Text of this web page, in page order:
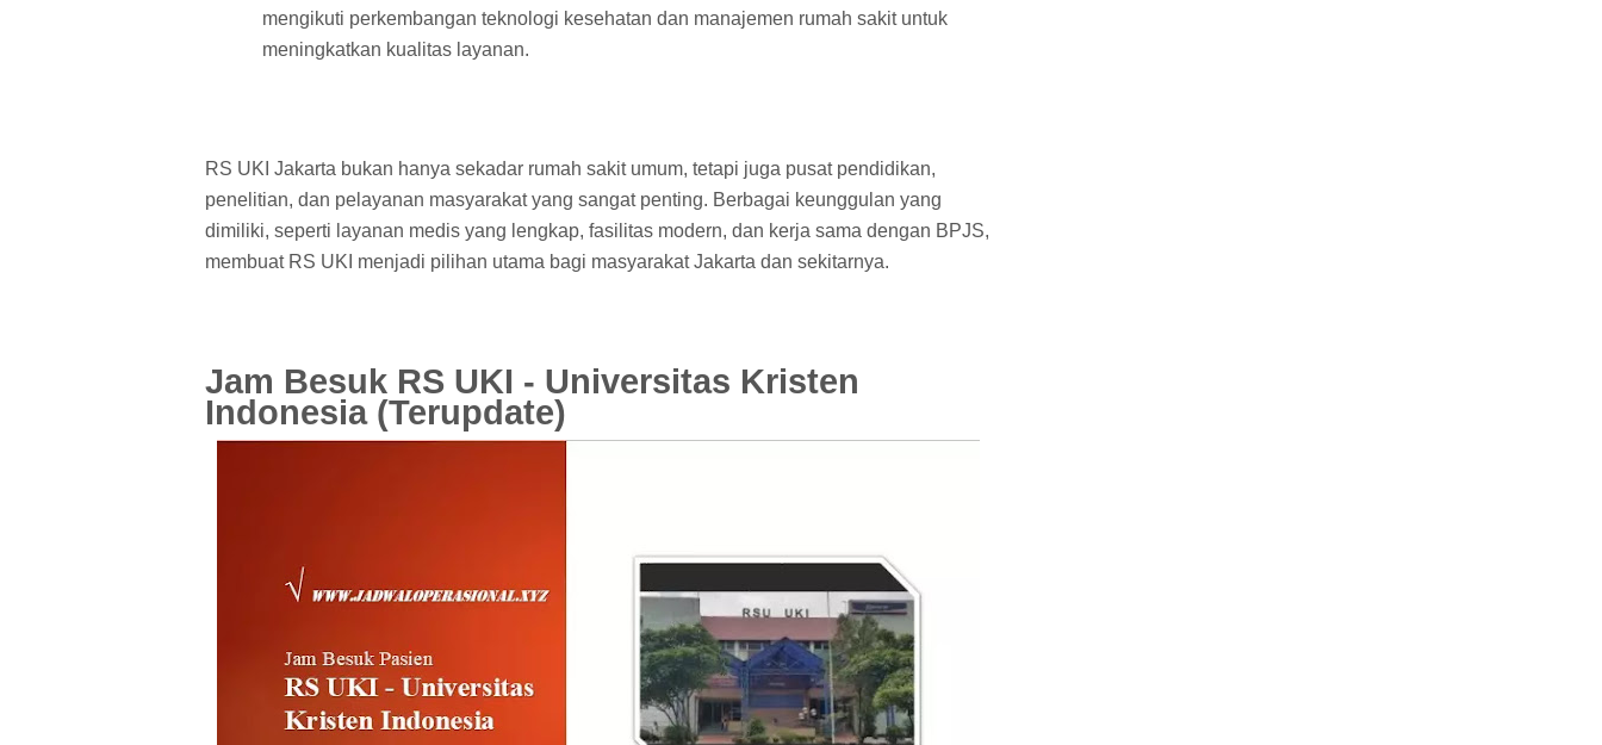
mengikuti perkembangan teknologi kesehatan dan manajemen rumah sakit untuk
meningkatkan kualitas layanan.
RS UKI Jakarta bukan hanya sekadar rumah sakit umum, tetapi juga pusat pendidikan,
penelitian, dan pelayanan masyarakat yang sangat penting. Berbagai keunggulan yang
dimiliki, seperti layanan medis yang lengkap, fasilitas modern, dan kerja sama dengan BPJS,
membuat RS UKI menjadi pilihan utama bagi masyarakat Jakarta dan sekitarnya.
Jam Besuk RS UKI - Universitas Kristen
Indonesia (Terupdate)